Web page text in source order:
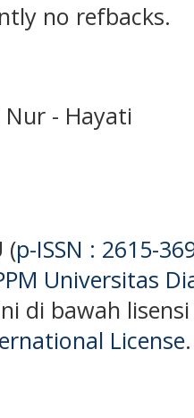
no refbacks.
Nur - Hayati
(p-ISSN : 2615-
Universitas
di bawah
License.